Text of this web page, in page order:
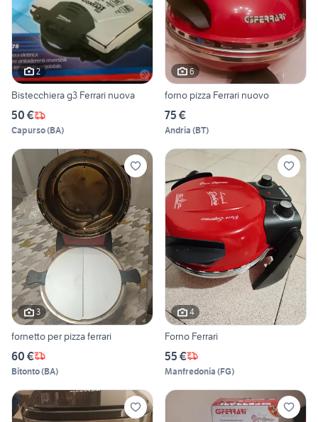
2
Bistecchiera g3 Ferrari nuova
50 €
Capurso(BA)
6
forno pizza Ferrari nuovo
75 €
Andria (BT)
3
fornetto per pizza ferrari
60 €
Bitonto(BA)
4
Forno Ferrari
55 €
Manfredonia (FG)